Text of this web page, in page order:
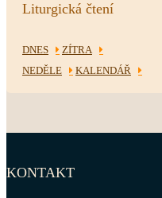
Liturgická čtení
DNES
ZÍTRA
NEDĚLE
KALENDÁŘ
KONTAKT